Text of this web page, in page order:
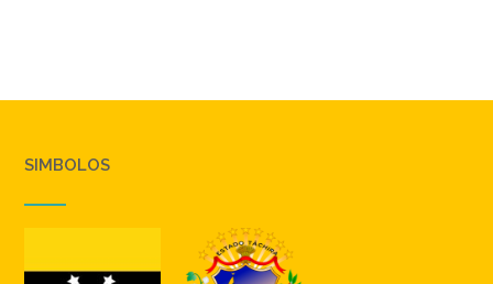
SIMBOLOS